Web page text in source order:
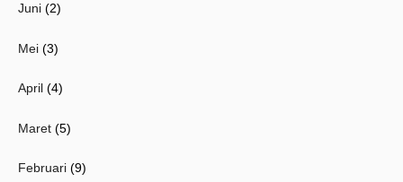
Juni (2)
Mei (3)
April (4)
Maret (5)
Februari (9)